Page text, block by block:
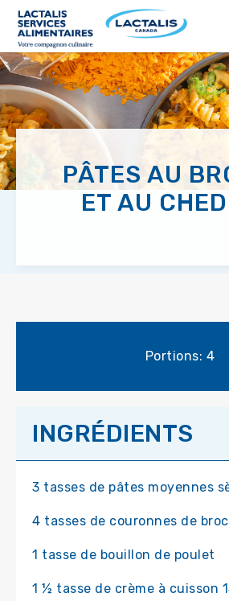
main
content
PÂTES AU
ET AU
Portions: 4
INGRÉDIENTS
3 tasses de pâtes moyennes
4 tasses de couronnes de
1 tasse de bouillon de poulet
1 ½ tasse de crème à cuisson